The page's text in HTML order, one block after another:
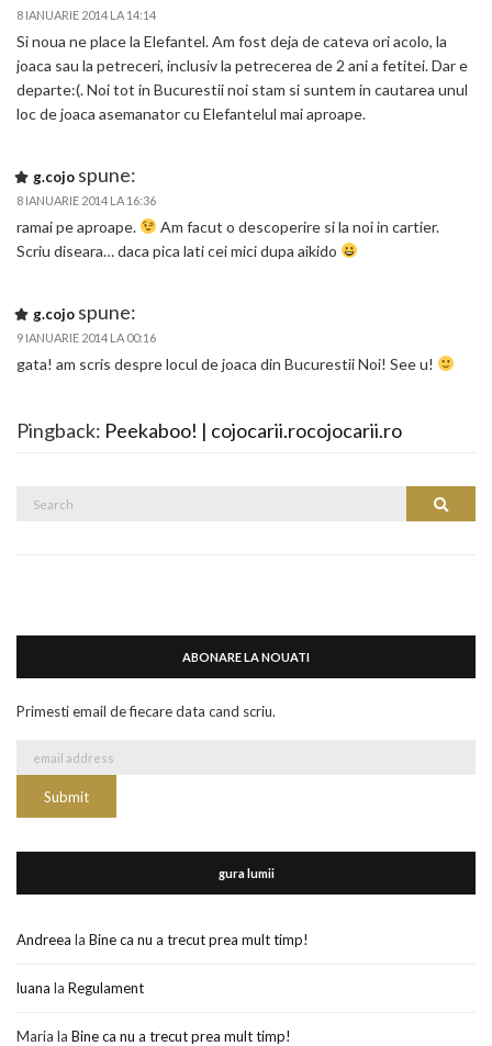
8 IANUARIE 2014 LA 14:14
Si noua ne place la Elefantel. Am fost deja de cateva ori acolo, la
joaca sau la petreceri, inclusiv la petrecerea de 2 ani a fetitei. Dar e
departe:(. Noi tot in Bucurestii noi stam si suntem in cautarea unul
loc de joaca asemanator cu Elefantelul mai aproape.
g.cojo spune:
8 IANUARIE 2014 LA 16:36
ramai pe aproape.
Am facut o descoperire si la noi in cartier.
Scriu diseara… daca pica lati cei mici dupa aikido
g.cojo spune:
9 IANUARIE 2014 LA 00:16
gata! am scris despre locul de joaca din Bucurestii Noi! See u!
Pingback: Peekaboo! | cojocarii.rocojocarii.ro
Search
ABONARE LA NOUATI
Primesti email de fiecare data cand scriu.
gura lumii
Andreea la Bine ca nu a trecut prea mult timp!
luana la Regulament
Maria la Bine ca nu a trecut prea mult timp!